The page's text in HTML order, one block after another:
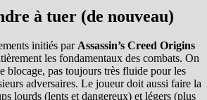
à tuer (de nouveau)
initiés parAssassin’s Creed Origins
les fondamentaux des combats. On
blocage, pas toujours très fluide pour les
adversaires. Le joueur doit aussi faire la
lourds (lents et dangereux) et légers (plus